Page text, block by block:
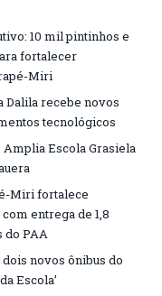
10 mil pintinhos e
fortalecer
Miri
Dalila recebe novos
tecnológicos
Amplia Escola Grasiela
Miri fortalece
entrega de 1,8
do PAA
novos ônibus do
Escola’